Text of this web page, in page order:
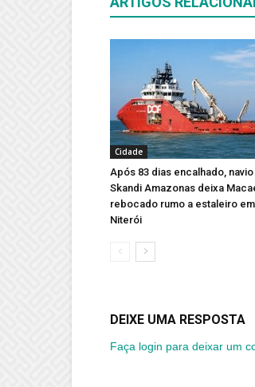
Cidade
Após 83 dias encalhado, navio
Skandi Amazonas deixa
rebocado rumo a estaleiro em
Niterói
DEIXE UMA RESPOSTA
Faça login para deixar um